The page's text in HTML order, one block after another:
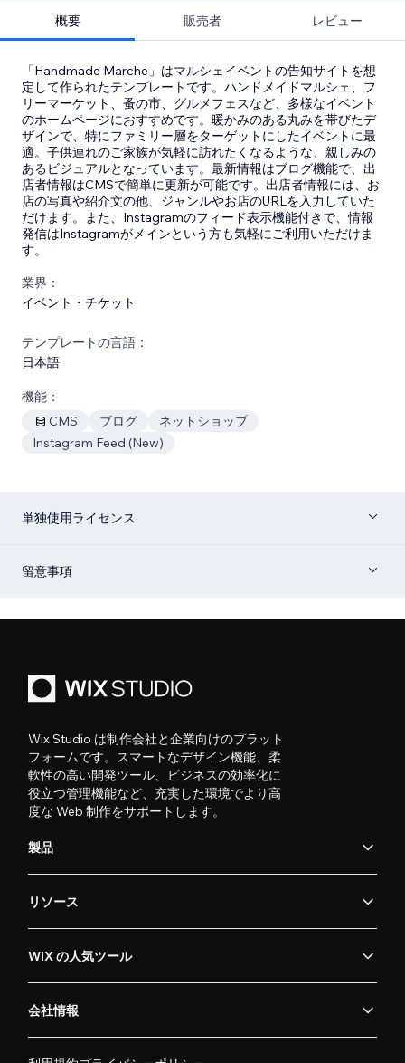
概要 販売者 レビュー
「Handmade Marche」はマルシェイベントの告知サイトを想
定して作られたテンプレートです。ハンドメイドマルシェ、フ
リーマーケット、蚤の市、グルメフェスなど、多様なイベント
のホームページにおすすめです。暖かみのある丸みを帯びたデ
ザインで、特にファミリー層をターゲットにしたイベントに最
適。子供連れのご家族が気軽に訪れたくなるような、親しみの
あるビジュアルとなっています。最新情報はブログ機能で、出
店者情報はCMSで簡単に更新が可能です。出店者情報には、お
店の写真や紹介文の他、ジャンルやお店のURLを入力していた
だけます。また、Instagramのフィード表示機能付きで、情報
発信はInstagramがメインという方も気軽にご利用いただけま
す。
業界：
イベント・チケット
テンプレートの言語：
日本語
機能：
CMS
ブログ
ネットショップ
Instagram Feed (New)
単独使用ライセンス
留意事項
Wix Studio は制作会社と企業向けのプラット
フォームです。スマートなデザイン機能、柔
軟性の高い開発ツール、ビジネスの効率化に
役立つ管理機能など、充実した環境でより高
度な Web 制作をサポートします。
製品
リソース
WIX の人気ツール
会社情報